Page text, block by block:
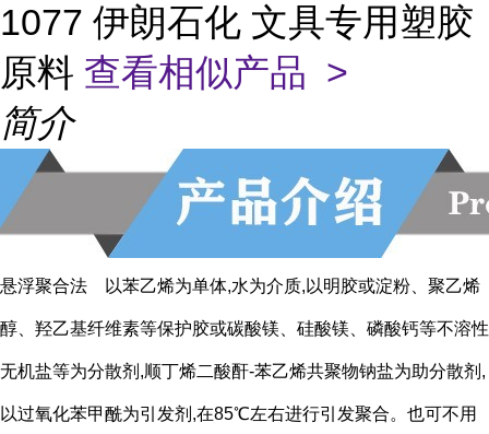
1077 伊朗石化 文具专用塑胶
原料 查看相似产品 >
简介
悬浮聚合法 以苯乙烯为单体,水为介质,以明胶或淀粉、聚乙烯
醇、羟乙基纤维素等保护胶或碳酸镁、硅酸镁、磷酸钙等不溶性
无机盐等为分散剂,顺丁烯二酸酐-苯乙烯共聚物钠盐为助分散剂,
以过氧化苯甲酰为引发剂,在85℃左右进行引发聚合。也可不用